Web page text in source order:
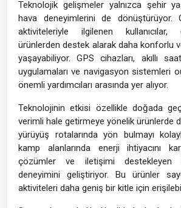
Teknolojik gelişmeler yalnızca şehir
hava deneyimlerini de dönüştürüyor.
aktiviteleriyle ilgilenen
ürünlerden destek alarak daha konforlu
yaşayabiliyor. GPS cihazları, akıllı
uygulamaları ve navigasyon sistemleri
önemli yardımcıları arasında yer alıyor.
Teknolojinin etkisi özellikle doğada
verimli hale getirmeye yönelik ürünlerde
yürüyüş rotalarında yön bulmayı
kamp alanlarında enerji ihtiyacını
çözümler ve iletişimi destekleyen
deneyimini geliştiriyor. Bu ürünler
aktiviteleri daha geniş bir kitle için